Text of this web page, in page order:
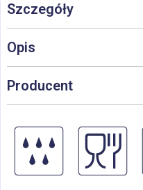
Szczegóły
Opis
Producent